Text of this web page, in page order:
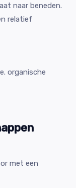
naar beneden.
relatief
organische
met een